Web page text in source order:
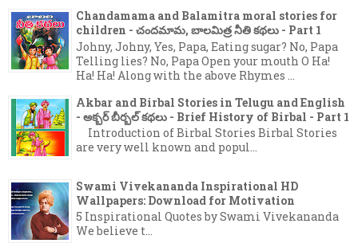
Chandamama and Balamitra moral stories for
children - చందమామ, బాలమిత్ర నీతి కథలు - Part 1
Johny, Johny, Yes, Papa, Eating sugar? No, Papa
Telling lies? No, Papa Open your mouth O Ha!
Ha! Ha! Along with the above Rhymes ...
Akbar and Birbal Stories in Telugu and English
- అక్బర్ బీర్బల్ కథలు - Brief History of Birbal - Part 1
Introduction of Birbal Stories Birbal Stories
are very well known and popul...
Swami Vivekananda Inspirational HD
Wallpapers: Download for Motivation
5 Inspirational Quotes by Swami Vivekananda
We believe t...